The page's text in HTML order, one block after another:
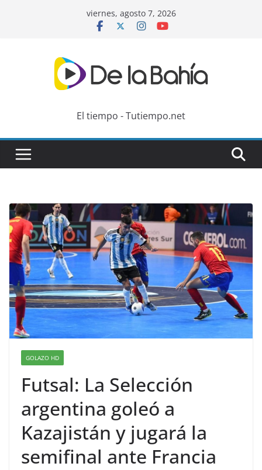
viernes, agosto 7, 2026
El tiempo - Tutiempo.net
GOLAZO HD
Futsal: La Selección
argentina goleó a
Kazajistán y jugará la
semifinal ante Francia